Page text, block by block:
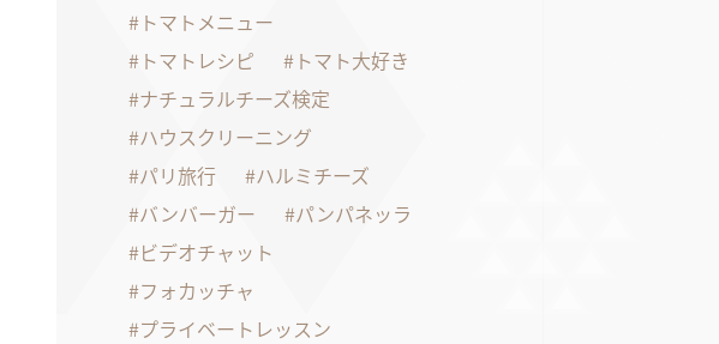
トマトメニュー
トマトレシピ
トマト大好き
ナチュラルチーズ検定
ハウスクリーニング
パリ旅行
ハルミチーズ
バンバーガー
パンパネッラ
ビデオチャット
フォカッチャ
プライベートレッスン